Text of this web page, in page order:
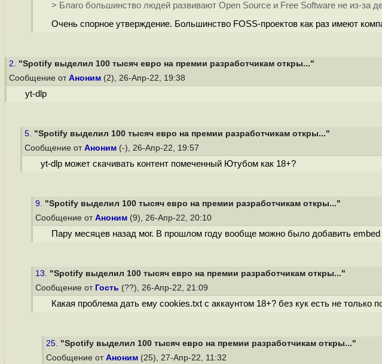
> Благо большинство людей развивают Open Source и Free Software не из-за
Очень спорное утверждение. Большинство FOSS-проектов как раз имеют
2. "Spotify выделил 100 тысяч евро на премии разработчикам откры..."
Сообщение от Аноним (2), 26-Апр-22, 19:38
yt-dlp
5. "Spotify выделил 100 тысяч евро на премии разработчикам откры..."
Сообщение от Аноним (-), 26-Апр-22, 19:57
yt-dlp может скачивать контент помеченный Ютубом как 18+?
9. "Spotify выделил 100 тысяч евро на премии разработчикам откры..."
Сообщение от Аноним (9), 26-Апр-22, 20:10
Пару месяцев назад мог. В прошлом году вообще можно было добавить embed
13. "Spotify выделил 100 тысяч евро на премии разработчикам откры..."
Сообщение от Гость (??), 26-Апр-22, 21:09
Какая проблема дать ему cookies.txt с аккаунтом 18+? без кук есть не только
25. "Spotify выделил 100 тысяч евро на премии разработчикам откры..."
Сообщение от Аноним (25), 27-Апр-22, 11:32